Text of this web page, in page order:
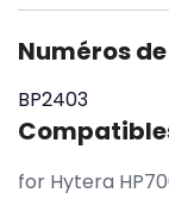
Numéros
BP2403
for Hytera